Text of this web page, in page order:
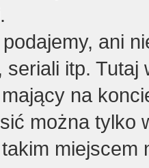
ani
itp. Tutaj
na
można tylko
miejscem